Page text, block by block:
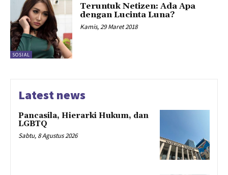
SOSIAL
Teruntuk Netizen: Ada Apa
dengan Lucinta Luna?
Kamis, 29 Maret 2018
Latest news
Pancasila, Hierarki Hukum, dan
LGBTQ
Sabtu, 8 Agustus 2026